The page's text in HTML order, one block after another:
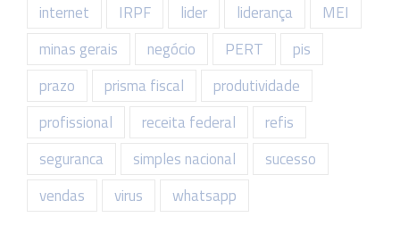
internet
IRPF lider liderança
MEI
minas gerais
negócio PERT
pis
prazo
prisma fiscal
produtividade
profissional
receita federal
refis
seguranca
simples nacional
sucesso
vendas
virus whatsapp